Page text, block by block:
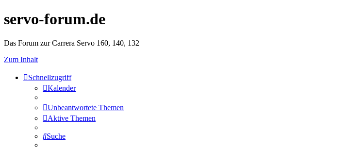
servo-forum.de
Das Forum zur Carrera Servo 160, 140, 132
Zum Inhalt
Schnellzugriff
Kalender
Unbeantwortete Themen
Aktive Themen
Suche